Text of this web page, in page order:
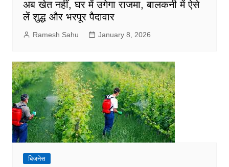
अब खेत नहीं, घर में उगेगा राजमा, बालकनी में ऐसे
लें शुद्ध और भरपूर पैदावार
Ramesh Sahu January 8, 2026
बिजनेस